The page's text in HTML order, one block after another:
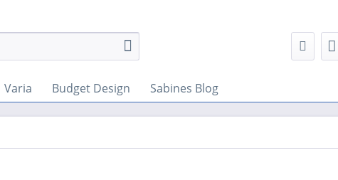
Varia Budget Design Sabines Blog